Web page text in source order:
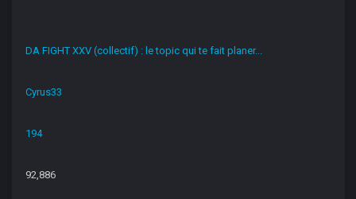
DA FIGHT XXV (collectif) : le topic qui te fait planer...
Cyrus33
194
92,886